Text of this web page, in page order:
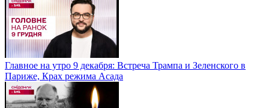
Главное на утро 9 декабря: Встреча Трампа и Зеленского в
Париже, Крах режима Асада